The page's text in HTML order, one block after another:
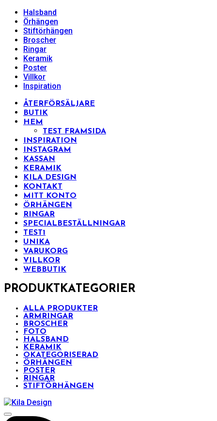
Halsband
Örhängen
Stiftörhängen
Broscher
Ringar
Keramik
Poster
Villkor
Inspiration
ÅTERFÖRSÄLJARE
BUTIK
HEM
TEST FRAMSIDA
INSPIRATION
INSTAGRAM
KASSAN
KERAMIK
KILA DESIGN
KONTAKT
MITT KONTO
ÖRHÄNGEN
RINGAR
SPECIALBESTÄLLNINGAR
TEST1
UNIKA
VARUKORG
VILLKOR
WEBBUTIK
PRODUKTKATEGORIER
ALLA PRODUKTER
ARMRINGAR
BROSCHER
FOTO
HALSBAND
KERAMIK
OKATEGORISERAD
ÖRHÄNGEN
POSTER
RINGAR
STIFTÖRHÄNGEN